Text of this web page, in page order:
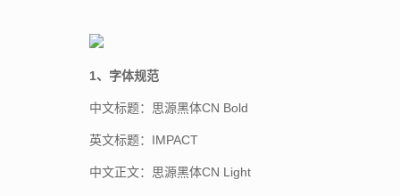
1、字体规范
中文标题：思源黑体CN Bold
英文标题：IMPACT
中文正文：思源黑体CN Light